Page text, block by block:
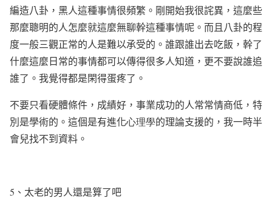
編造八卦，黑人這種事情很頻繁。剛開始我很詫異，這麼些
那麼聰明的人怎麼就這麼無聊幹這種事情呢。而且八卦的程
度一般三觀正常的人是難以承受的。誰跟誰出去吃飯，幹了
什麼這麼日常的事情都可以傳得很多人知道，更不要說誰追
誰了。我覺得都是閑得蛋疼了。
不要只看硬體條件，成績好，事業成功的人常常情商低，特
別是學術的。這個是有進化心理學的理論支援的，我一時半
會兒找不到資料。
5 、太老的男人還是算了吧